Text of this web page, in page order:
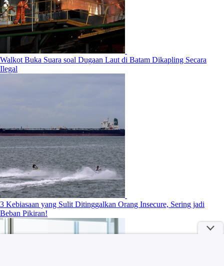
Walkot Buka Suara soal Dugaan Laut di Batam Dikapling Secara
Ilegal
3 Kebiasaan yang Sulit Ditinggalkan Orang Insecure, Sering jadi
Beban Pikiran!